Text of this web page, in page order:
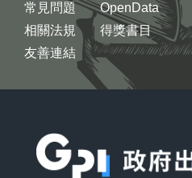
常見問題
相關法規
友善連結
OpenData
得獎書目